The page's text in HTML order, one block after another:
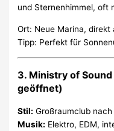
und Sternenhimmel, oft
Ort: Neue Marina, direkt
Tipp: Perfekt für
3. Ministry of
geöffnet)
Stil: Großraumclub
Musik: Elektro, EDM,